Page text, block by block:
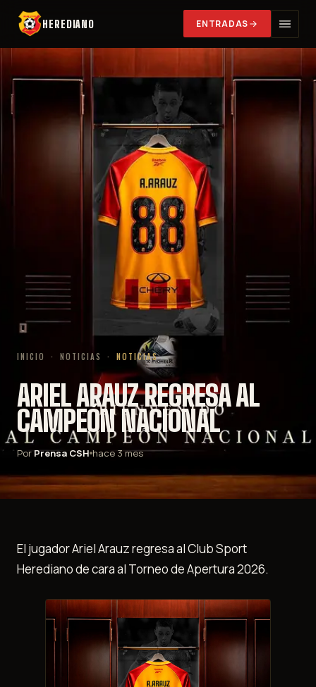
HEREDIANO ENTRADAS
INICIO · NOTICIAS · NOTICIAS
ARIEL ARAUZ REGRESA AL
CAMPEÓN NACIONAL
Por Prensa CSH hace 3 mes
El jugador Ariel Arauz regresa al Club Sport
Herediano de cara al Torneo de Apertura 2026.